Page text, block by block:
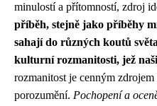
minulostí a přítomností, zdroj
příběh, stejně jako příběhy
sahají do různých koutů
kulturní rozmanitosti, jež
rozmanitost je cenným
porozumění. Pochopení a